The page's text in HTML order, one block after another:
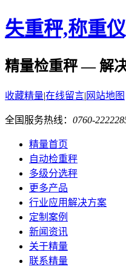
失重秤,称重
精量检重秤 — 解
收藏精量|在线留言| 网站地图
全国服务热线： 0760-
精量首页
自动检重秤
多级分选秤
更多产品
行业应用解决方案
定制案例
新闻资讯
关于精量
联系精量